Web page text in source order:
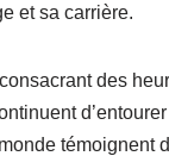
et sa carrière.
des
témoignent